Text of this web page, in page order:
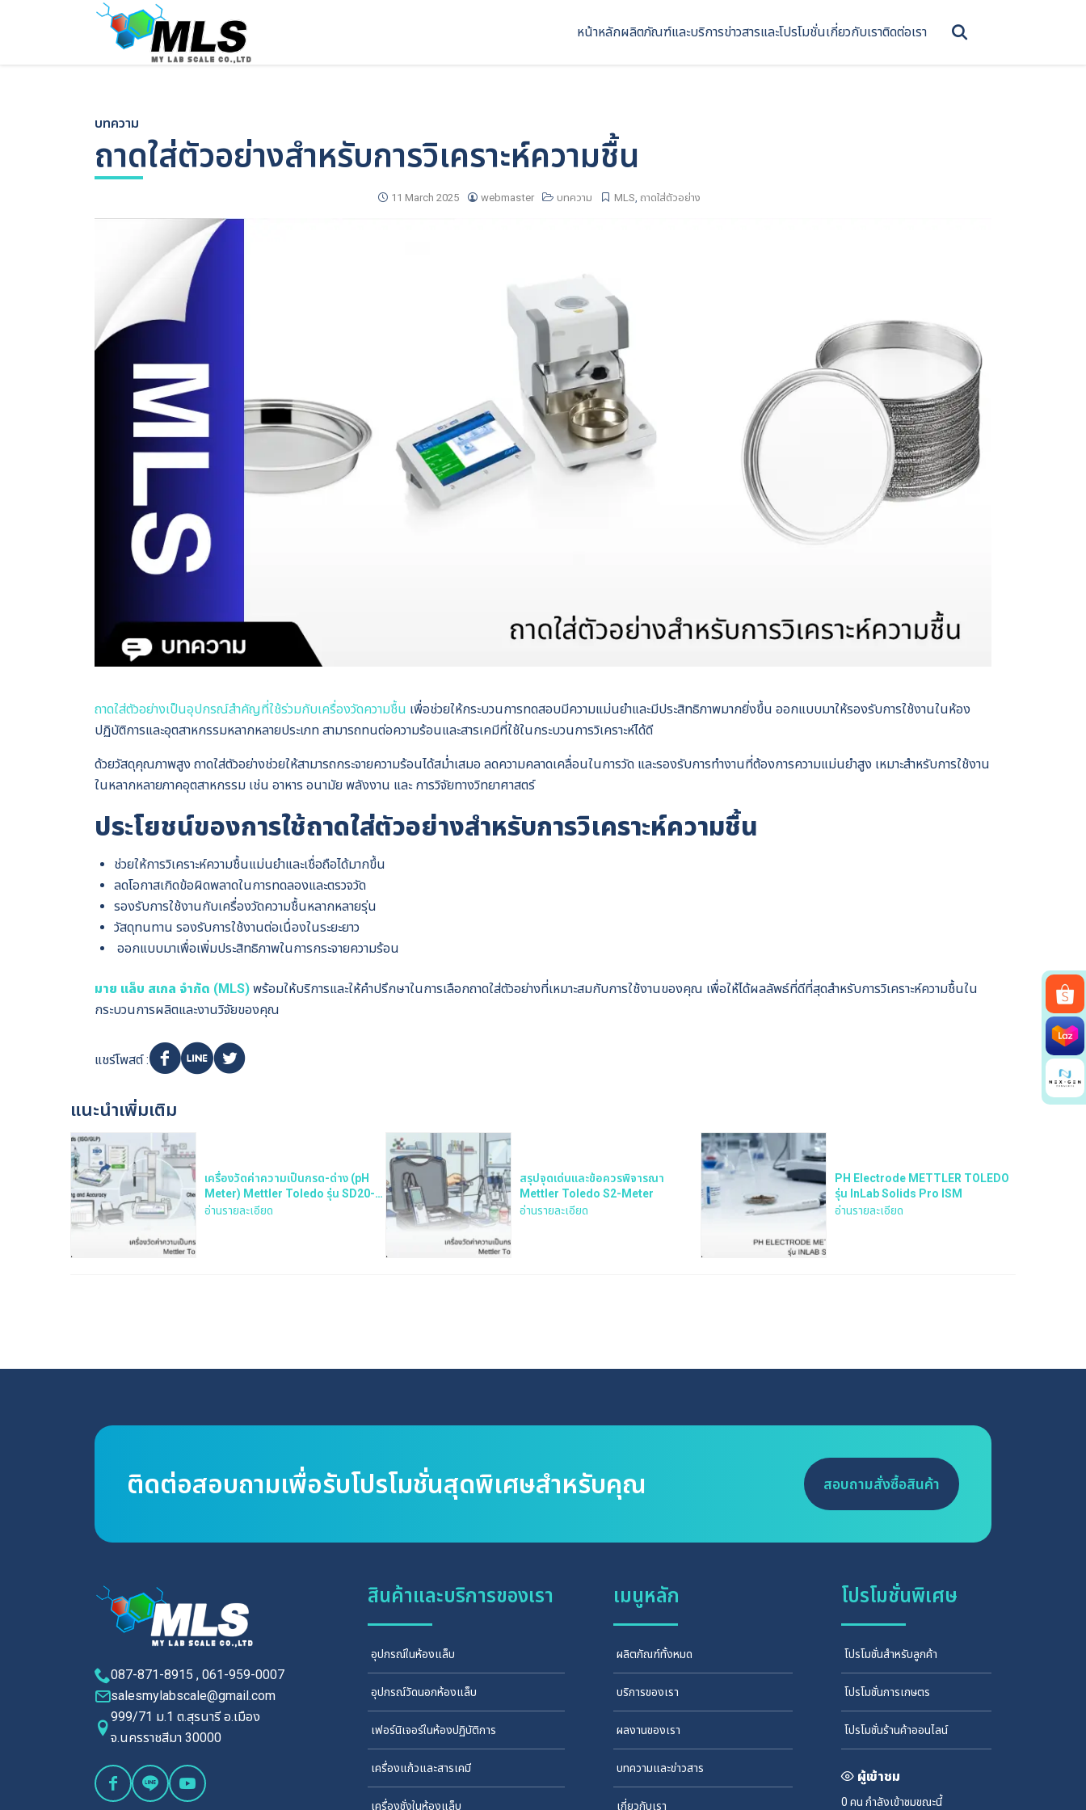
หน้าหลักผลิตภัณฑ์และบริการข่าวสารและโปรโมชั่นเกี่ยวกับเราติดต่อเรา
บทความ
ถาดใส่ตัวอย่างสำหรับการวิเคราะห์ความชื้น
11 March 2025 webmaster บทความ MLS, ถาดใส่ตัวอย่าง
ถาดใส่ตัวอย่างเป็นอุปกรณ์สำคัญที่ใช้ร่วมกับเครื่องวัดความชื้น เพื่อช่วยให้กระบวนการทดสอบมีความแม่นยำและมีประสิทธิภาพมากยิ่งขึ้น ออกแบบมาให้รองรับการใช้งานในห้อง
ปฏิบัติการและอุตสาหกรรมหลากหลายประเภท สามารถทนต่อความร้อนและสารเคมีที่ใช้ในกระบวนการวิเคราะห์ได้ดี
ด้วยวัสดุคุณภาพสูง ถาดใส่ตัวอย่างช่วยให้สามารถกระจายความร้อนได้สม่ำเสมอ ลดความคลาดเคลื่อนในการวัด และรองรับการทำงานที่ต้องการความแม่นยำสูง เหมาะสำหรับการใช้งาน
ในหลากหลายภาคอุตสาหกรรม เช่น อาหาร อนามัย พลังงาน และ การวิจัยทางวิทยาศาสตร์
ประโยชน์ของการใช้ถาดใส่ตัวอย่างสำหรับการวิเคราะห์ความชื้น
ช่วยให้การวิเคราะห์ความชื้นแม่นยำและเชื่อถือได้มากขึ้น
ลดโอกาสเกิดข้อผิดพลาดในการทดลองและตรวจวัด
รองรับการใช้งานกับเครื่องวัดความชื้นหลากหลายรุ่น
วัสดุทนทาน รองรับการใช้งานต่อเนื่องในระยะยาว
ออกแบบมาเพื่อเพิ่มประสิทธิภาพในการกระจายความร้อน
มาย แล็บ สเกล จำกัด (MLS) พร้อมให้บริการและให้คำปรึกษาในการเลือกถาดใส่ตัวอย่างที่เหมาะสมกับการใช้งานของคุณ เพื่อให้ได้ผลลัพธ์ที่ดีที่สุดสำหรับการวิเคราะห์ความชื้นใน
กระบวนการผลิตและงานวิจัยของคุณ
แชร์โพสต์ :
แนะนำเพิ่มเติม
เครื่องวัดค่าความเป็นกรด-ด่าง (pH
Meter) Mettler Toledo รุ่น SD20-
KIT
อ่านรายละเอียด
สรุปจุดเด่นและข้อควรพิจารณา
Mettler Toledo S2-Meter
อ่านรายละเอียด
PH Electrode METTLER TOLEDO
รุ่น InLab Solids Pro ISM
อ่านรายละเอียด
ติดต่อสอบถามเพื่อรับโปรโมชั่นสุดพิเศษสำหรับคุณ สอบถามสั่งซื้อสินค้า
087-871-8915 , 061-959-0007
salesmylabscale@gmail.com
999/71 ม.1 ต.สุรนารี อ.เมือง
จ.นครราชสีมา 30000
สินค้าและบริการของเรา
อุปกรณ์ในห้องแล็บ
อุปกรณ์วัดนอกห้องแล็บ
เฟอร์นิเจอร์ในห้องปฏิบัติการ
เครื่องแก้วและสารเคมี
เครื่องชั่งในห้องแล็บ
เมนูหลัก
ผลิตภัณฑ์ทั้งหมด
บริการของเรา
ผลงานของเรา
บทความและข่าวสาร
เกี่ยวกับเรา
โปรโมชั่นพิเศษ
โปรโมชั่นสำหรับลูกค้า
โปรโมชั่นการเกษตร
โปรโมชั่นร้านค้าออนไลน์
ผู้เข้าชม
0 คน กำลังเข้าชมขณะนี้